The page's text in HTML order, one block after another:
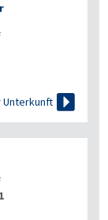
Unterkunft 